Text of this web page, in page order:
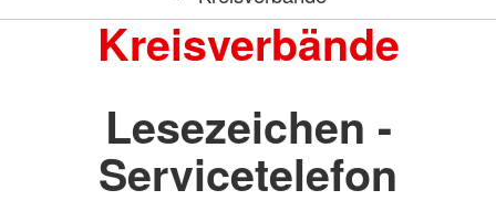
Kreisverbände
Lesezeichen -
Servicetelefon